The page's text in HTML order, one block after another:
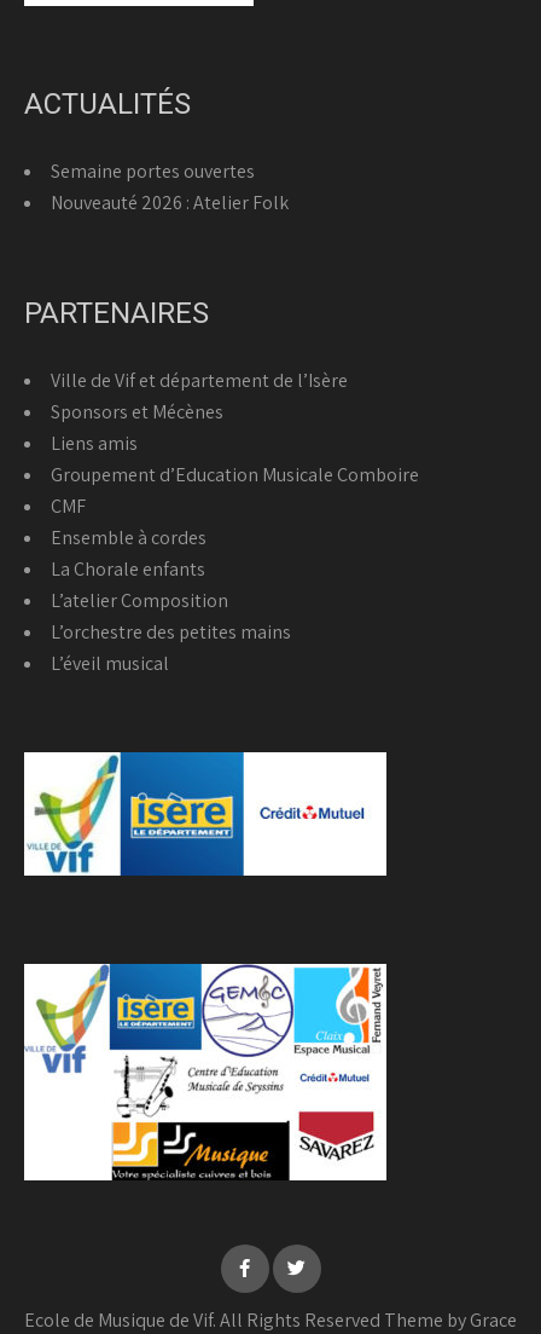
ACTUALITÉS
Semaine portes ouvertes
Nouveauté 2026 : Atelier Folk
PARTENAIRES
Ville de Vif et département de l’Isère
Sponsors et Mécènes
Liens amis
Groupement d’Education Musicale Comboire
CMF
Ensemble à cordes
La Chorale enfants
L’atelier Composition
L’orchestre des petites mains
L’éveil musical
Ecole de Musique de Vif. All Rights Reserved Theme by Grace